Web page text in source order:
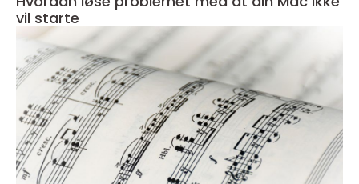
vil starte